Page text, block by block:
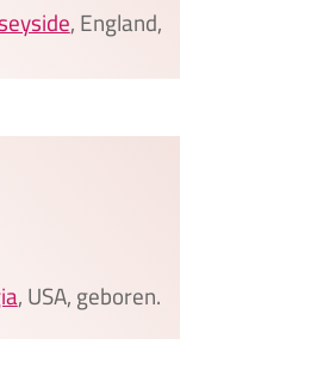
, England,
, USA, geboren.